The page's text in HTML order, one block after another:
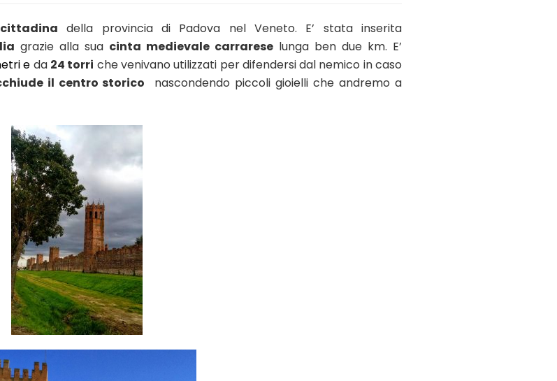
a
Montagnana:
città
murata
della provincia di Padova nel Veneto. E’ stata inserita
grazie alla sua cinta medievale carrarese lunga ben due km. E’
e da 24 torri che venivano utilizzati per difendersi dal nemico in caso
il centro storico nascondendo piccoli gioielli che andremo a